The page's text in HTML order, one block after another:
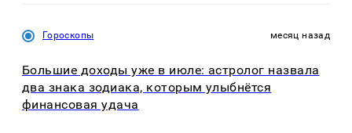
Гороскопы месяц назад
Большие доходы уже в июле: астролог назвала
два знака зодиака, которым улыбнётся
финансовая удача